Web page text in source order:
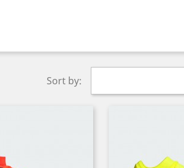
Sort by: